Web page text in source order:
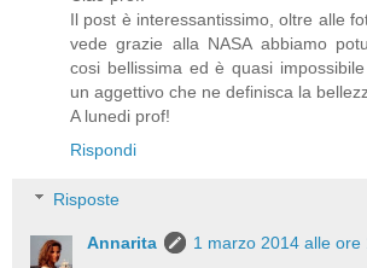
Il post è interessantissimo, oltre alle
vede grazie alla NASA abbiamo
cosi bellissima ed è quasi
un aggettivo che ne definisca la
A lunedi prof!
Rispondi
Risposte
Annarita
1 marzo 2014 alle ore